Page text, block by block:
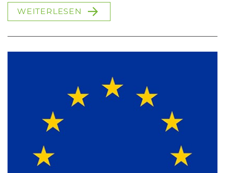
WEITERLESEN